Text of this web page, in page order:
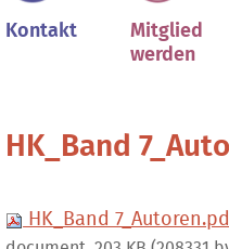
Kontakt
Mitglied
werden
HK_Band
HK_Band